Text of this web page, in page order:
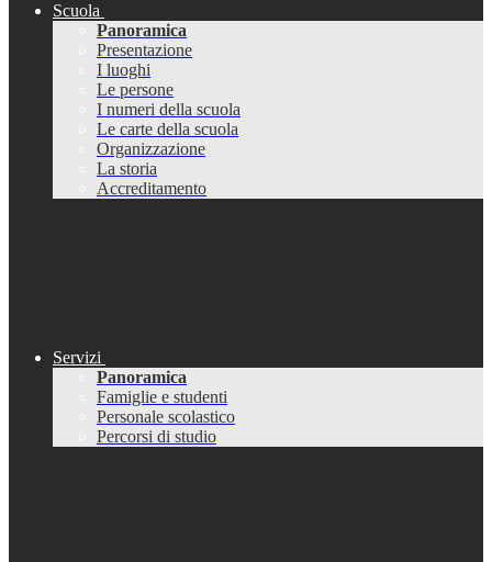
Scuola
Panoramica
Presentazione
I luoghi
Le persone
I numeri della scuola
Le carte della scuola
Organizzazione
La storia
Accreditamento
Servizi
Panoramica
Famiglie e studenti
Personale scolastico
Percorsi di studio